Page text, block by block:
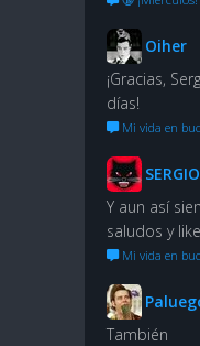
Oiher
¡Gracias,
días!
Mi vida en
Y aun así
saludos y
Mi vida en
También